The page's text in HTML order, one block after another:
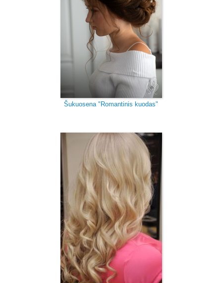
Šukuosena "Romantinis kuodas"